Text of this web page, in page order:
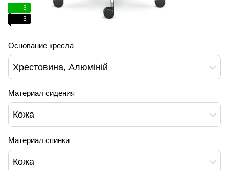
3
3
Основание кресла
Хрестовина, Алюміній
Материал сидения
Кожа
Материал спинки
Кожа